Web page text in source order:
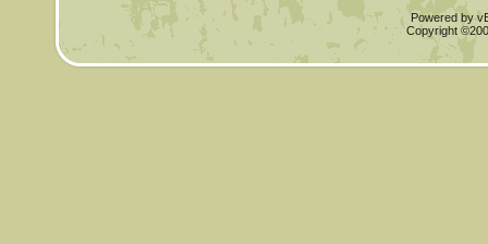
Powered by
Copyright